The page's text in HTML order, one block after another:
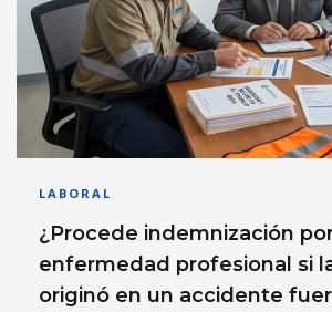
LABORAL
¿Procede indemnización
enfermedad profesional si
originó en un accidente